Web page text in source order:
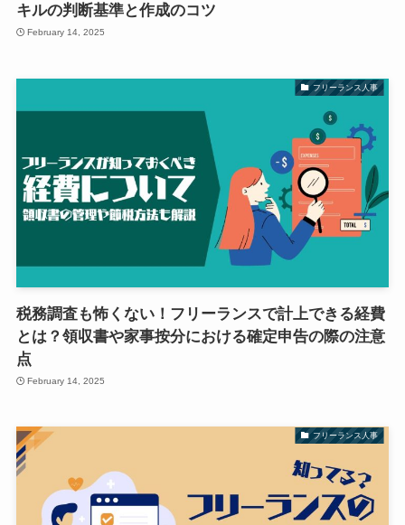
キルの判断基準と作成のコツ
February 14, 2025
フリーランス人事
税務調査も怖くない！フリーランスで計上できる経費
とは？領収書や家事按分における確定申告の際の注意
点
February 14, 2025
フリーランス人事